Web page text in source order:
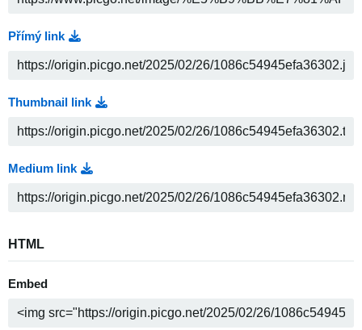
Přímý link
Thumbnail link
Medium link
HTML
Embed